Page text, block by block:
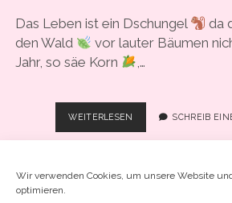
Wir verwenden Cookies, um unsere Website
optimieren.
Das Leben ist ein Dschungel
da
den Wald
vor lauter Bäumen
Jahr, so säe Korn
,…
WEITERLESEN
–
ICH
SCHREIB